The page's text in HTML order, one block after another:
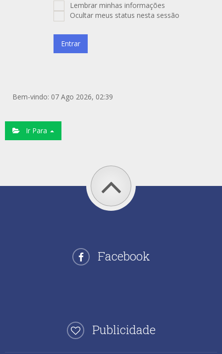
Lembrar minhas informações
Ocultar meus status nesta sessão
Bem-vindo: 07 Ago 2026, 02:39
Ir Para
Facebook
Publicidade